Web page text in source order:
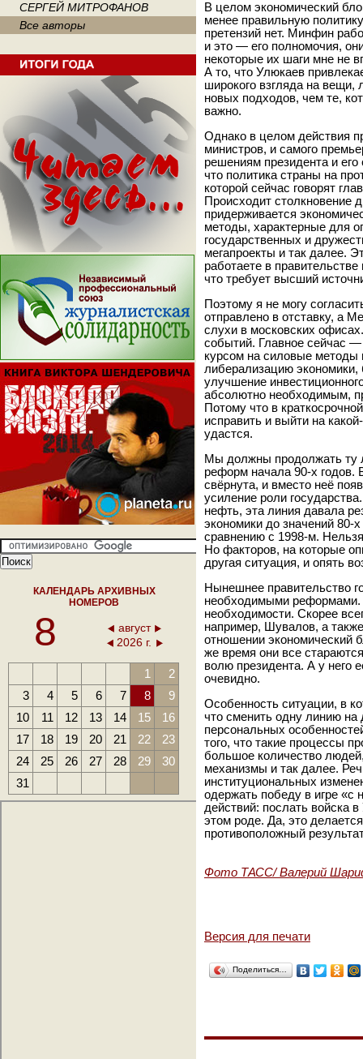
СЕРГЕЙ МИТРОФАНОВ
Все авторы
КАЛЕНДАРЬ АРХИВНЫХ
НОМЕРОВ
8
август
2026 г.
1
2
3
4 5 6 7 8
9
10
11 12 13 14 15
16
17
18 19 20 21 22
23
24
25 26 27 28 29
30
31
В целом экономический
менее правильную
претензий нет. Минфин
и это — его полномочия,
некоторые их шаги мне не
А то, что Улюкаев
широкого взгляда на вещи,
новых подходов, чем те,
важно.
Однако в целом действия
министров, и самого
решениям президента и
что политика страны на
которой сейчас говорят
Происходит столкновение
придерживается
методы, характерные для
государственных и
мегапроекты и так далее.
работаете в
что требует высший
Поэтому я не могу
отправлено в отставку, а
слухи в московских
событий. Главное сейчас
курсом на силовые методы
либерализацию экономики,
улучшение
абсолютно необходимым,
Потому что в
исправить и выйти на
удастся.
Мы должны продолжать ту
реформ начала 90-х годов.
свёрнута, и вместо неё
усиление роли
нефть, эта линия давала
экономики до значений 80-
сравнению с 1998-м.
Но факторов, на которые
другая ситуация, и опять
Нынешнее правительство
необходимыми реформами.
необходимости. Скорее
например, Шувалов, а
отношении экономический
же время они все
волю президента. А у него
очевидно.
Особенность ситуации, в
что сменить одну линию
персональных
того, что такие процессы
большое количество
механизмы и так далее.
институциональных
одержать победу в игре «с
действий: послать войска
этом роде. Да, это
противоположный
Фото ТАСС/ Валерий
Версия для печати
Поделиться…